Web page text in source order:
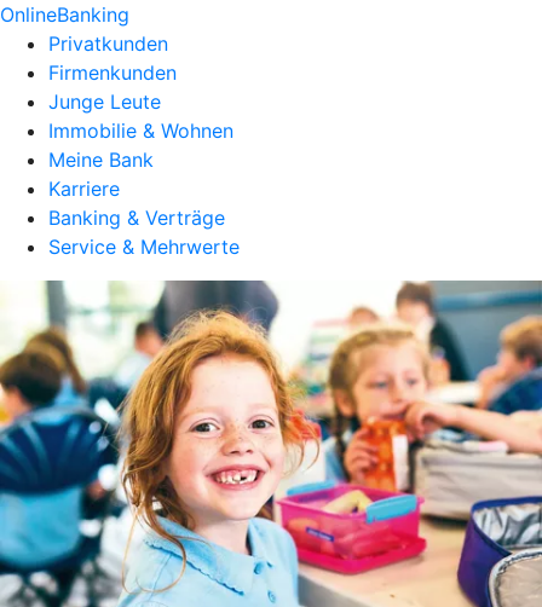
OnlineBanking
Privatkunden
Firmenkunden
Junge Leute
Immobilie & Wohnen
Meine Bank
Karriere
Banking & Verträge
Service & Mehrwerte